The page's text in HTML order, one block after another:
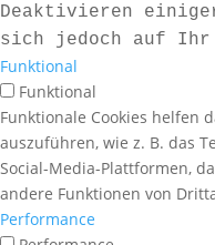
Deaktivieren
sich jedoch auf Ihr
Funktional
Funktional
Funktionale Cookies helfen
auszuführen, wie z. B. das
Social-Media-Plattformen,
andere Funktionen von
Performance